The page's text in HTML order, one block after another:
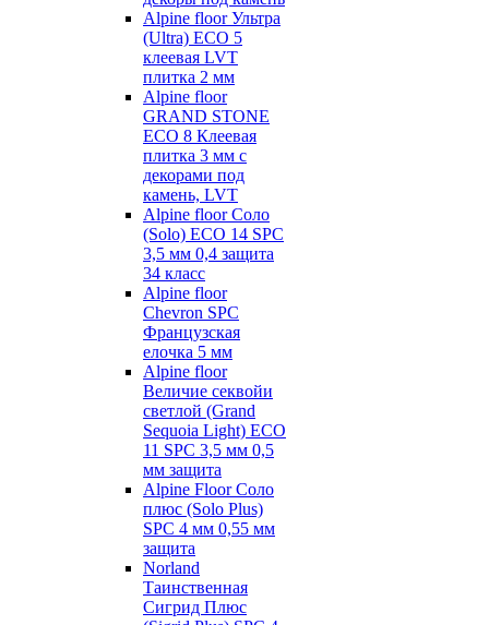
Alpine floor Ультра
(Ultra) ECO 5
клеевая LVT
плитка 2 мм
Alpine floor
GRAND STONE
ECO 8 Клеевая
плитка 3 мм с
декорами под
камень, LVT
Alpine floor Соло
(Solo) ECO 14 SPC
3,5 мм 0,4 защита
34 класс
Alpine floor
Chevron SPC
Французская
елочка 5 мм
Alpine floor
Величие секвойи
светлой (Grand
Sequoia Light) ECO
11 SPC 3,5 мм 0,5
мм защита
Alpine Floor Соло
плюс (Solo Plus)
SPC 4 мм 0,55 мм
защита
Norland
Таинственная
Сигрид Плюс